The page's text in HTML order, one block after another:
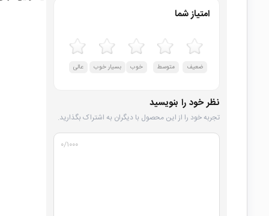
امتیاز شما
ضعیف متوسط خوب بسیار خوب عالی
نظر خود را بنویسید
تجربه خود را از این محصول با دیگران به اشتراک بگذارید.
۰/۱۰۰۰